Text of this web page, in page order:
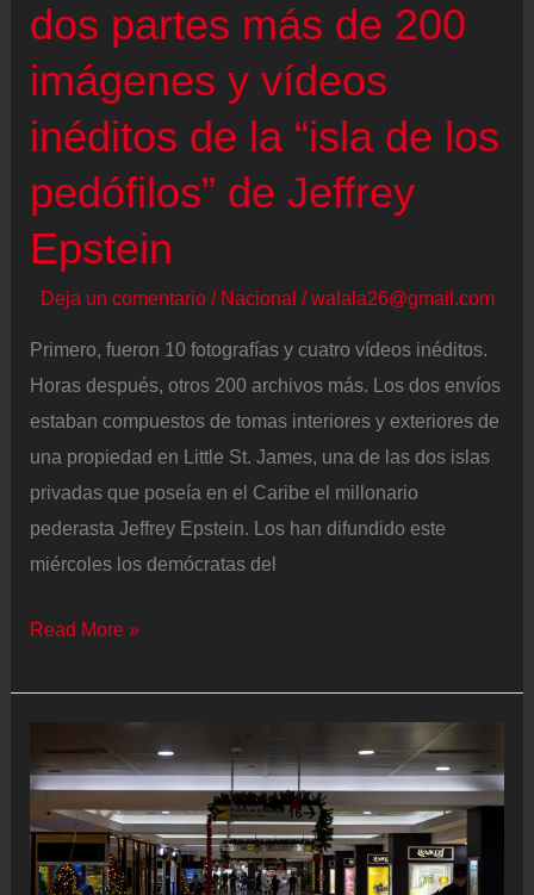
dos partes más de 200
imágenes y vídeos
inéditos de la “isla de los
pedófilos” de Jeffrey
Epstein
Deja un comentario / Nacional /walala26@gmail.com
Primero, fueron 10 fotografías y cuatro vídeos inéditos.
Horas después, otros 200 archivos más. Los dos envíos
estaban compuestos de tomas interiores y exteriores de
una propiedad en Little St. James, una de las dos islas
privadas que poseía en el Caribe el millonario
pederasta Jeffrey Epstein. Los han difundido este
miércoles los demócratas del
Los
del
difunden
en
dos
partes
Read More »